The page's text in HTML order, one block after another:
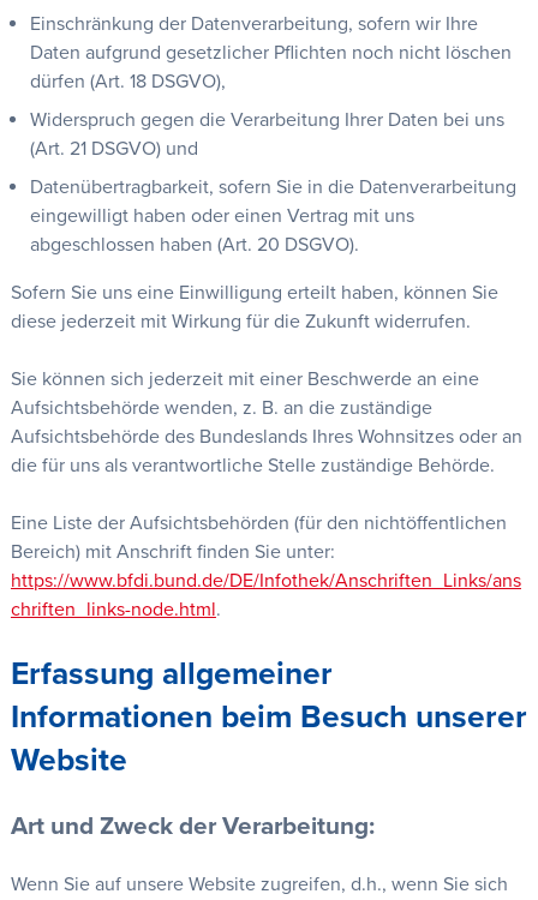
Einschränkung der Datenverarbeitung, sofern wir Ihre
Daten aufgrund gesetzlicher Pflichten noch nicht löschen
dürfen (Art. 18 DSGVO),
Widerspruch gegen die Verarbeitung Ihrer Daten bei uns
(Art. 21 DSGVO) und
Datenübertragbarkeit, sofern Sie in die Datenverarbeitung
eingewilligt haben oder einen Vertrag mit uns
abgeschlossen haben (Art. 20 DSGVO).
Sofern Sie uns eine Einwilligung erteilt haben, können Sie
diese jederzeit mit Wirkung für die Zukunft widerrufen.
Sie können sich jederzeit mit einer Beschwerde an eine
Aufsichtsbehörde wenden, z. B. an die zuständige
Aufsichtsbehörde des Bundeslands Ihres Wohnsitzes oder an
die für uns als verantwortliche Stelle zuständige Behörde.
Eine Liste der Aufsichtsbehörden (für den nichtöffentlichen
Bereich) mit Anschrift finden Sie unter:
https://www.bfdi.bund.de/DE/Infothek/Anschriften_Links/ans
chriften_links-node.html.
Erfassung allgemeiner
Informationen beim Besuch unserer
Website
Art und Zweck der Verarbeitung:
Wenn Sie auf unsere Website zugreifen, d.h., wenn Sie sich